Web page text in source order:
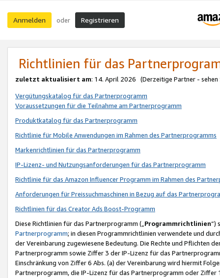
Anmelden oder Registrieren
Richtlinien für das
zuletzt aktualisiert am: 14. April 2026 (Derzeitige Partner - sehen
Vergütungskatalog für das Partnerprogramm
Voraussetzungen für die Teilnahme am Partnerprogramm
Produktkatalog für das Partnerprogramm
Richtlinie für Mobile Anwendungen im Rahmen des Partnerprogramms
Markenrichtlinien für das Partnerprogramm
IP-Lizenz- und Nutzungsanforderungen für das Partnerprogramm
Richtlinie für das Amazon Influencer Programm im Rahmen des
Anforderungen für Preissuchmaschinen in Bezug auf das
Richtlinien für das Creator Ads Boost-Programm
Diese Richtlinien für das Partnerprogramm („Programmrichtlinien“)
Partnerprogramm; in diesen Programmrichtlinien verwendete und
der Vereinbarung zugewiesene Bedeutung. Die Rechte und Pflichten
Partnerprogramm sowie Ziffer 3 der IP-Lizenz für das
Einschränkung von Ziffer 6 Abs. (a) der Vereinbarung wird hiermit
Partnerprogramm, die IP-Lizenz für das Partnerprogramm oder